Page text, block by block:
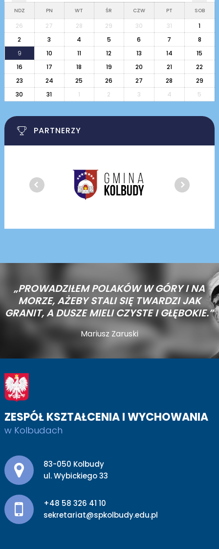
NDZ PN WT ŚR CZW PT SOB
26 27 28 29 30 31
1
2
3 4 5 6 7
8
9
10 11 12 13 14
15
16
17 18 19 20 21
22
23
24 25 26 27 28
29
30
31 1 2 3 4 5
PARTNERZY
„PROWADZIŁEM POLAKÓW W GÓRY I NA
MORZE,AŻEBY STALI SIĘ TWARDZI JAK
GRANIT, A DUSZE MIELI CZYSTE I GŁĘBOKIE.”
Mariusz Zaruski
ZESPÓŁ KSZTAŁCENIA I WYCHOWANIA
w Kolbudach
Adres pocztowy:
83-050 Kolbudy
ul. Wybickiego 33
+48 58 326 41 10
sekretariat@spkolbudy.edu.pl